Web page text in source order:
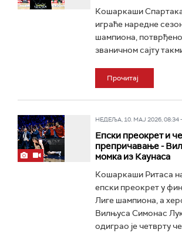
Кошаркаши
играће наредне
шампиона, потврђено
званичном сајту
Прочитај
НЕДЕЉА, 10. МАЈ 2026, 08:34
Епски преокрет и
препричавање -
момка из Каунаса
Кошаркаши Ритаса
епски преокрет у
Лиге шампиона, а
Вилњуса Симонас
одиграо је четврту